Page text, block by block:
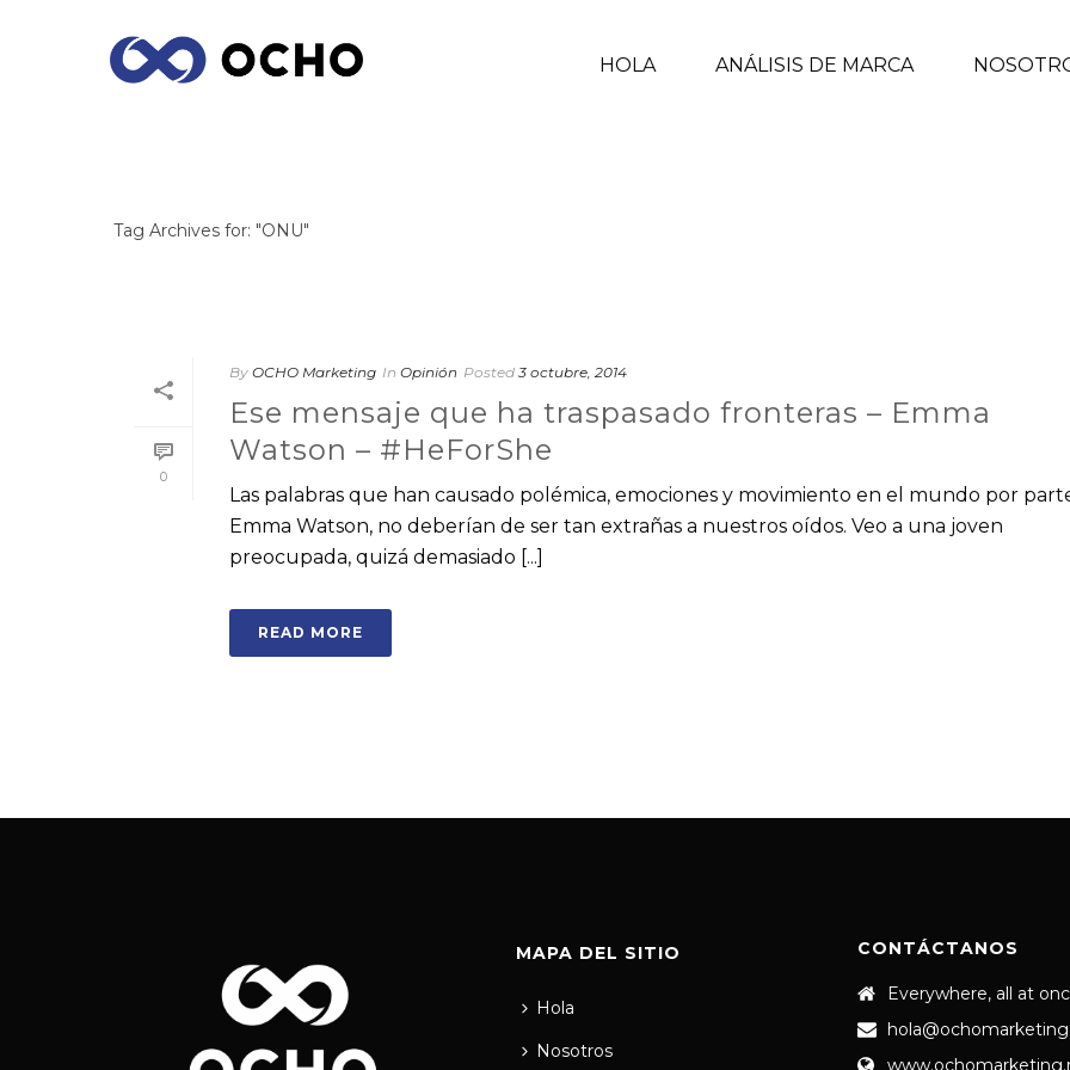
HOLA ANÁLISIS DE MARCA
Tag Archives for: "ONU"
0
By OCHO Marketing In Opinión Posted 3 octubre, 2014
Ese mensaje que ha traspasado fronteras – Emma
Watson – #HeForShe
Las palabras que han causado polémica, emociones y movimiento en el mundo por
Emma Watson, no deberían de ser tan extrañas a nuestros oídos. Veo a una joven
preocupada, quizá demasiado [...]
READ MORE
MAPA DEL SITIO
Hola
Nosotros
CONTÁCTANOS
Everywhere, all at